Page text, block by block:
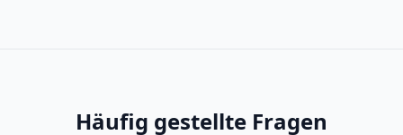
Häufig gestellte Fragen